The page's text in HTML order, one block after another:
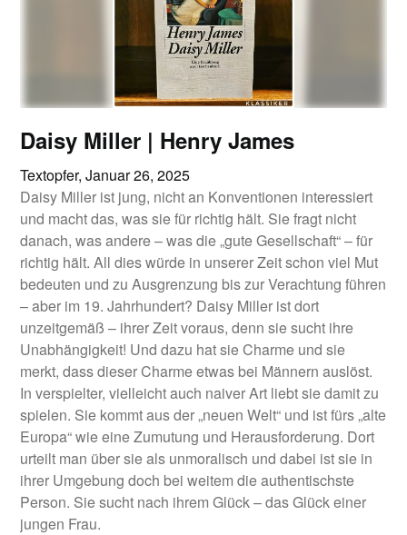
Daisy Miller | Henry James
Textopfer,Januar 26, 2025
Daisy Miller ist jung, nicht an Konventionen interessiert
und macht das, was sie für richtig hält. Sie fragt nicht
danach, was andere – was die „gute Gesellschaft“ – für
richtig hält. All dies würde in unserer Zeit schon viel Mut
bedeuten und zu Ausgrenzung bis zur Verachtung führen
– aber im 19. Jahrhundert? Daisy Miller ist dort
unzeitgemäß – ihrer Zeit voraus, denn sie sucht ihre
Unabhängigkeit! Und dazu hat sie Charme und sie
merkt, dass dieser Charme etwas bei Männern auslöst.
In verspielter, vielleicht auch naiver Art liebt sie damit zu
spielen. Sie kommt aus der „neuen Welt“ und ist fürs „alte
Europa“ wie eine Zumutung und Herausforderung. Dort
urteilt man über sie als unmoralisch und dabei ist sie in
ihrer Umgebung doch bei weitem die authentischste
Person. Sie sucht nach ihrem Glück – das Glück einer
jungen Frau.